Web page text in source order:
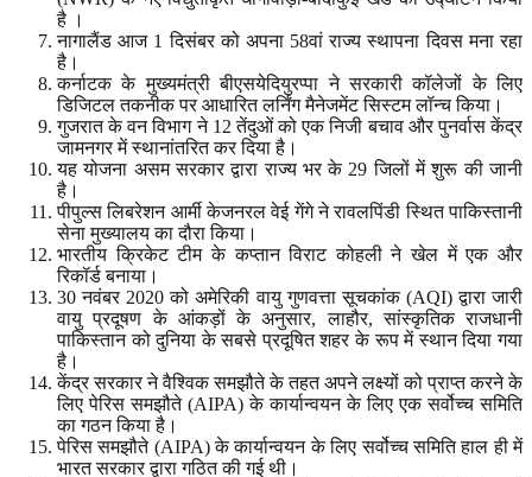
है ।
नागालैंड आज 1 दिसंबर को अपना 58वां राज्य स्थापना दिवस मना रहा
है।
कर्नाटक के मुख्यमंत्री बीएसयेदियुरप्पा ने सरकारी कॉलेजों के लिए
डिजिटल तकनीक पर आधारित लर्निंग मैनेजमेंट सिस्टम लॉन्च किया।
गुजरात के वन विभाग ने 12 तेंदुओं को एक निजी बचाव और पुनर्वास केंद्र
जामनगर में स्थानांतरित कर दिया है।
यह योजना असम सरकार द्वारा राज्य भर के 29 जिलों में शुरू की जानी
है।
पीपुल्स लिबरेशन आर्मी केजनरल वेई गेंगे ने रावलपिंडी स्थित पाकिस्तानी
सेना मुख्यालय का दौरा किया।
भारतीय क्रिकेट टीम के कप्तान विराट कोहली ने खेल में एक और
रिकॉर्ड बनाया।
30 नवंबर 2020 को अमेरिकी वायु गुणवत्ता सूचकांक (AQI) द्वारा जारी
वायु प्रदूषण के आंकड़ों के अनुसार, लाहौर, सांस्कृतिक राजधानी
पाकिस्तान को दुनिया के सबसे प्रदूषित शहर के रूप में स्थान दिया गया
है।
केंद्र सरकार ने वैश्विक समझौते के तहत अपने लक्ष्यों को प्राप्त करने के
लिए पेरिस समझौते (AIPA) के कार्यान्वयन के लिए एक सर्वोच्च समिति
का गठन किया है।
पेरिस समझौते (AIPA) के कार्यान्वयन के लिए सर्वोच्च समिति हाल ही में
भारत सरकार द्वारा गठित की गई थी।